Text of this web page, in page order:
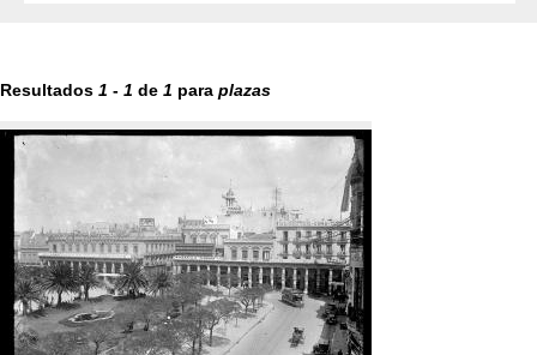
Resultados 1 - 1 de 1 para plazas